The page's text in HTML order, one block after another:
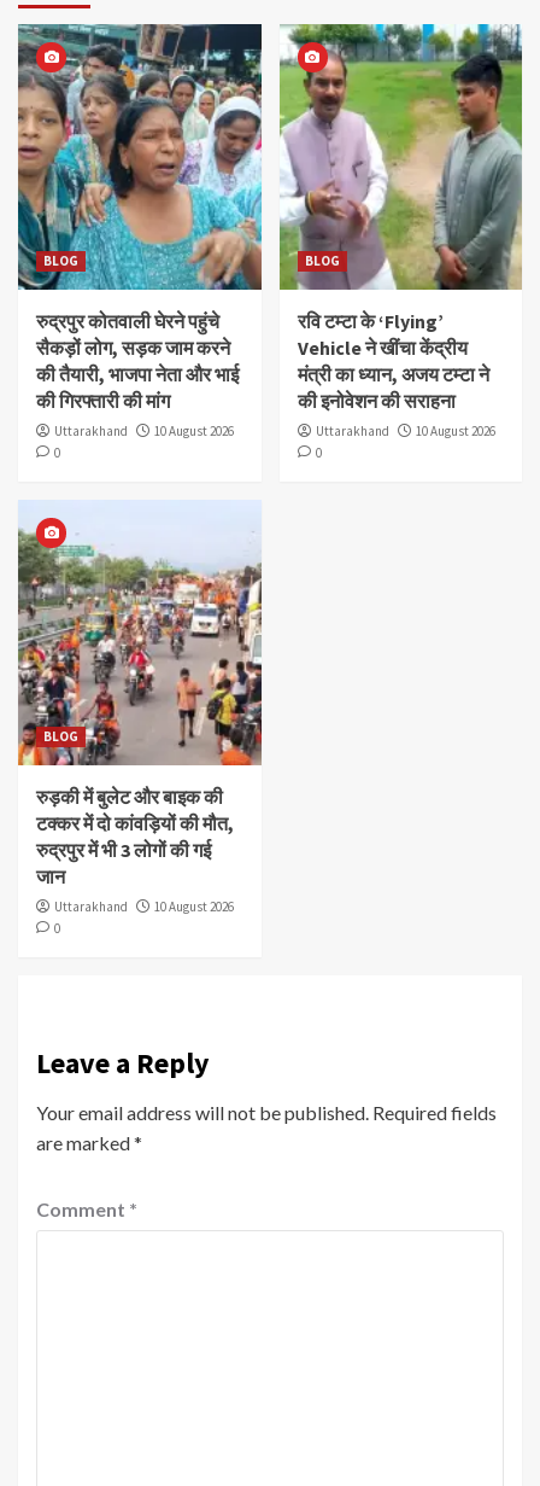
BLOG
रुद्रपुर कोतवाली घेरने पहुंचे
सैकड़ों लोग, सड़क जाम करने
की तैयारी, भाजपा नेता और भाई
की गिरफ्तारी की मांग
Uttarakhand
10 August 2026
0
BLOG
रवि टम्टा के ‘Flying’
Vehicle ने खींचा केंद्रीय
मंत्री का ध्यान, अजय टम्टा ने
की इनोवेशन की सराहना
Uttarakhand
10 August 2026
0
BLOG
रुड़की में बुलेट और बाइक की
टक्कर में दो कांवड़ियों की मौत,
रुद्रपुर में भी 3 लोगों की गई
जान
Uttarakhand
10 August 2026
0
Leave a Reply
Your email address will not be published. Required fields
are marked*
Comment *